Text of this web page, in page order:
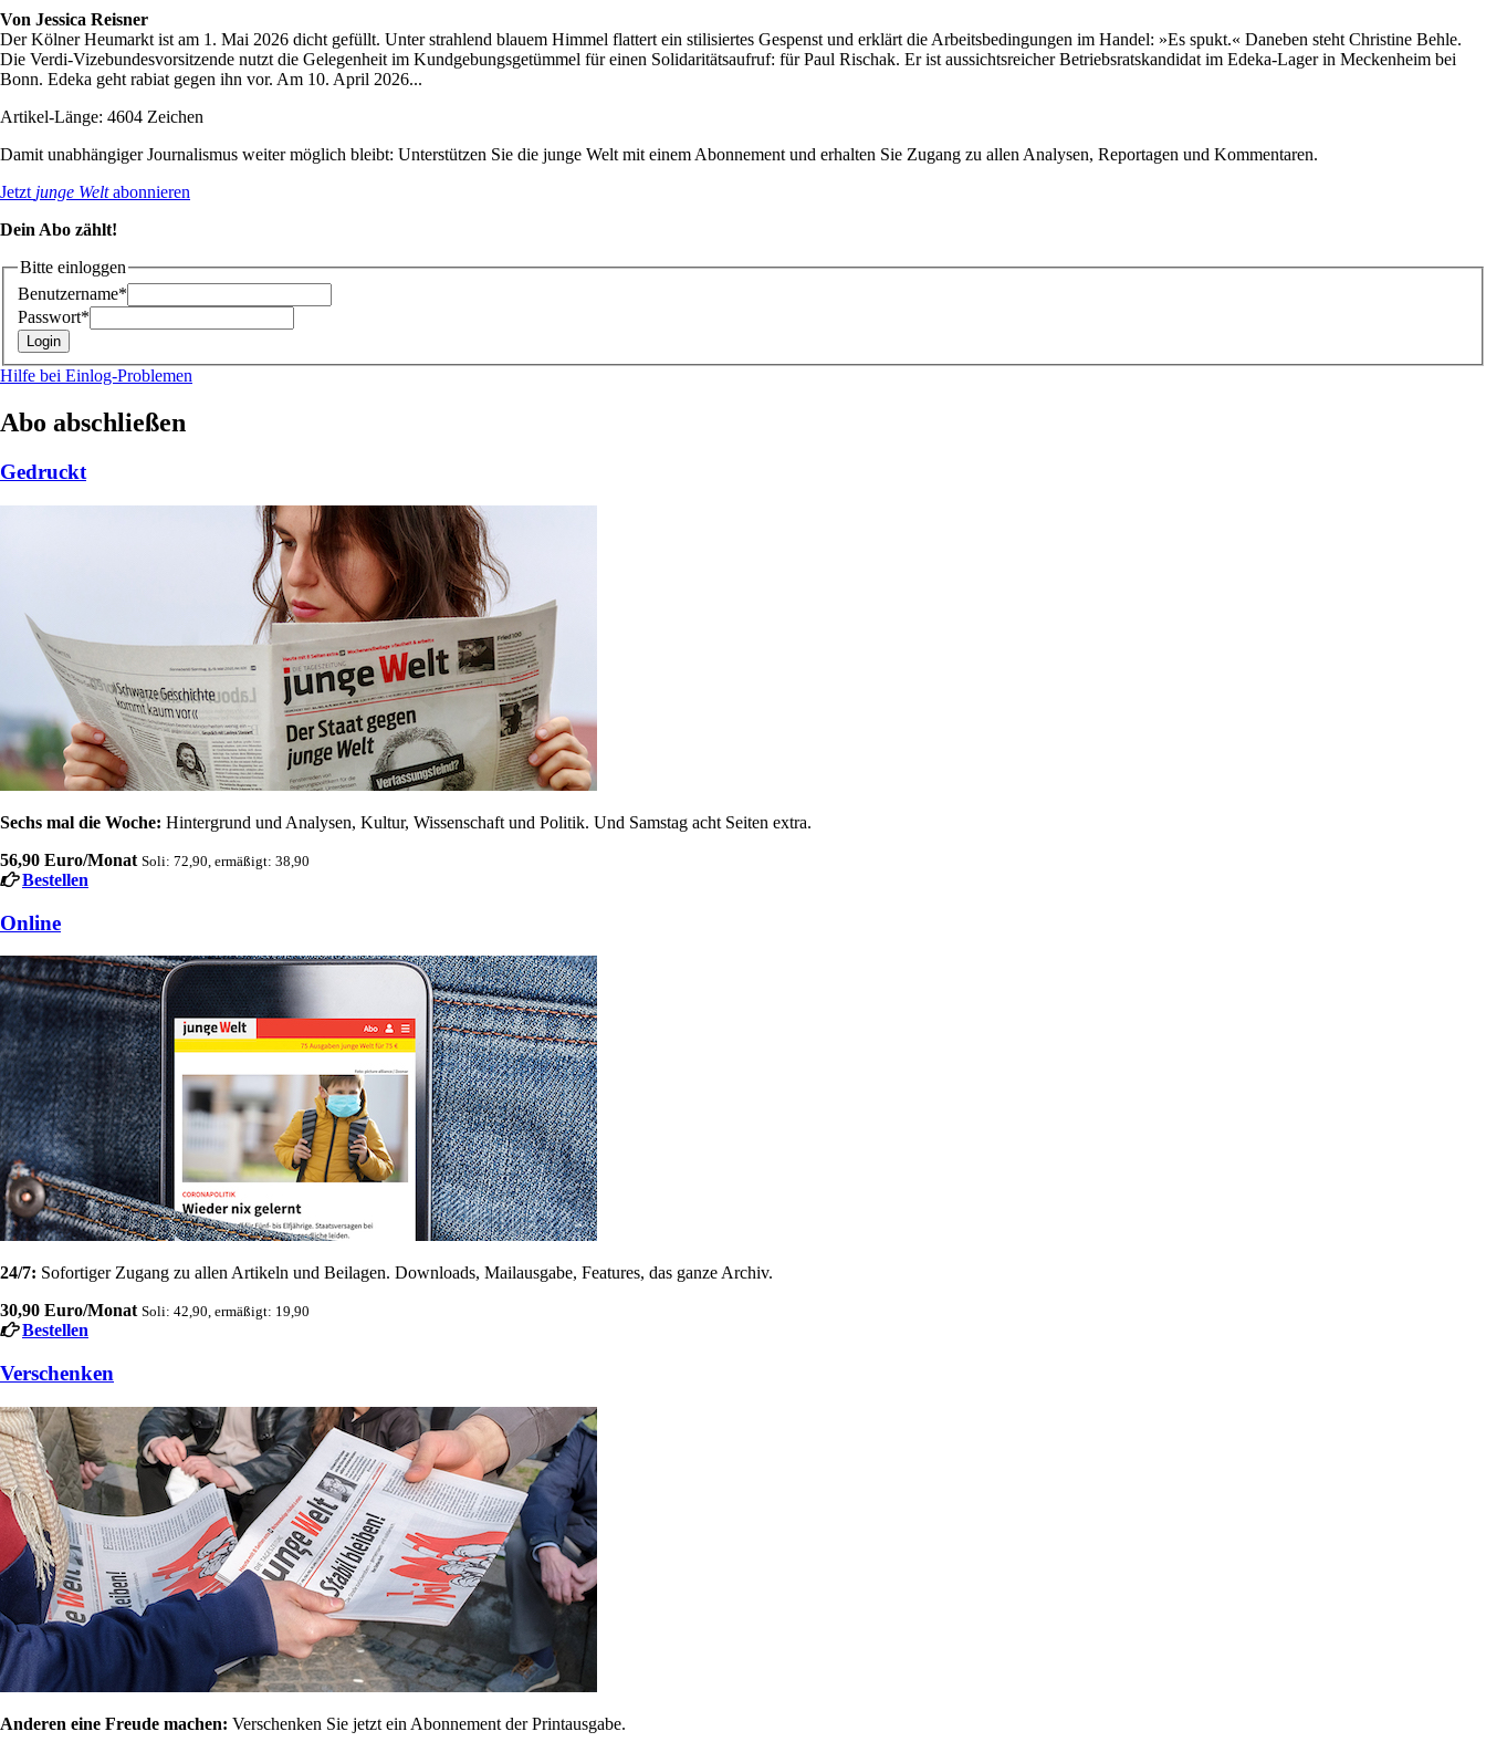
Von Jessica Reisner
Der Kölner Heumarkt ist am 1. Mai 2026 dicht gefüllt. Unter strahlend blauem Himmel flattert ein stilisiertes Gespenst und erklärt die Arbeitsbedingungen im Handel: »Es spukt.« Daneben steht Christine Behle.
Die Verdi-Vizebundesvorsitzende nutzt die Gelegenheit im Kundgebungsgetümmel für einen Solidaritätsaufruf: für Paul Rischak. Er ist aussichtsreicher Betriebsratskandidat im Edeka-Lager in Meckenheim bei
Bonn. Edeka geht rabiat gegen ihn vor. Am 10. April 2026...
Artikel-Länge: 4604 Zeichen
Damit unabhängiger Journalismus weiter möglich bleibt: Unterstützen Sie die junge Welt mit einem Abonnement und erhalten Sie Zugang zu allen Analysen, Reportagen und Kommentaren.
Jetzt junge Weltabonnieren
Dein Abo zählt!
Bitte einloggen
Benutzername*
Passwort*
Hilfe bei Einlog-Problemen
Abo abschließen
Gedruckt
Sechs mal die Woche: Hintergrund und Analysen, Kultur, Wissenschaft und Politik. Und Samstag acht Seiten extra.
56,90 Euro/Monat Soli: 72,90, ermäßigt: 38,90
Bestellen
Online
24/7: Sofortiger Zugang zu allen Artikeln und Beilagen. Downloads, Mailausgabe, Features, das ganze Archiv.
30,90 Euro/Monat Soli: 42,90, ermäßigt: 19,90
Bestellen
Verschenken
Anderen eine Freude machen: Verschenken Sie jetzt ein Abonnement der Printausgabe.